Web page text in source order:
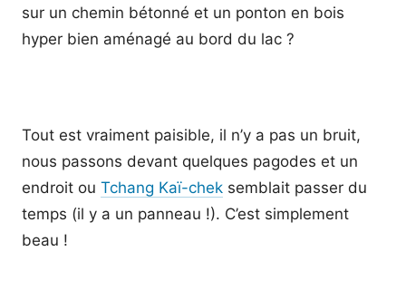
sur un chemin bétonné et un ponton en bois
hyper bien aménagé au bord du lac ?
Tout est vraiment paisible, il n’y a pas un bruit,
nous passons devant quelques pagodes et un
endroit ou Tchang Kaï-chek semblait passer du
temps (il y a un panneau !). C’est simplement
beau !